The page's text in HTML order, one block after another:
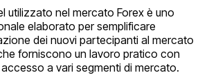
utilizzato nel mercato Forex è uno
elaborato per semplificare
dei nuovi partecipanti al mercato
forniscono un lavoro pratico con
a vari segmenti di mercato.